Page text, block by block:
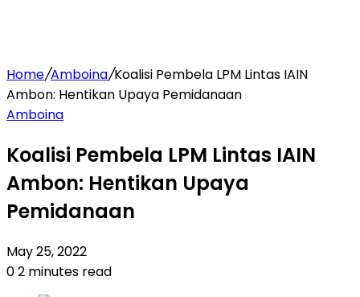
Home/Amboina/Koalisi Pembela LPM Lintas IAIN
Ambon: Hentikan Upaya Pemidanaan
Amboina
Koalisi Pembela LPM Lintas IAIN
Ambon: Hentikan Upaya
Pemidanaan
May 25, 2022
02 minutes read